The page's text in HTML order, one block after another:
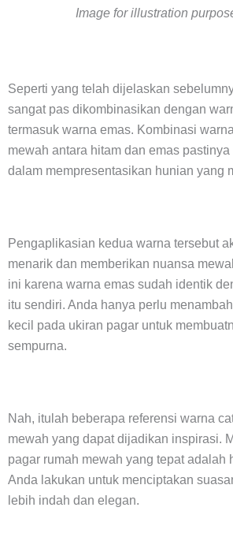
Image for illustration
Seperti yang telah dijelaskan
sangat pas dikombinasikan dengan
termasuk warna emas. Kombinasi
mewah antara hitam dan emas pastinya
dalam mempresentasikan hunian yang
Pengaplikasian kedua warna tersebut
menarik dan memberikan nuansa
ini karena warna emas sudah identik
itu sendiri. Anda hanya perlu
kecil pada ukiran pagar untuk
sempurna.
Nah, itulah beberapa referensi warna
mewah yang dapat dijadikan inspirasi.
pagar rumah mewah yang tepat adalah
Anda lakukan untuk menciptakan
lebih indah dan elegan.